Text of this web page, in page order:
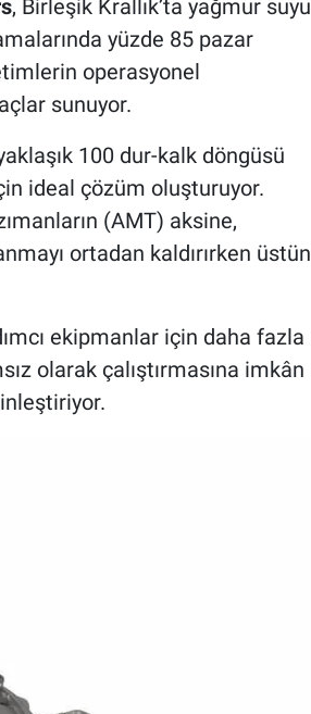
, Birleşik Krallık’ta yağmur suyu
yüzde 85 pazar
operasyonel
sunuyor.
100 dur-kalk döngüsü
ideal çözüm oluşturuyor.
(AMT) aksine,
ortadan kaldırırken üstün
ekipmanlar için daha fazla
olarak çalıştırmasına imkân